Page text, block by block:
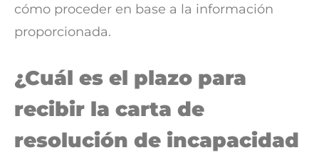
cómo proceder en base a la información
proporcionada.
¿Cuál es el plazo para
recibir la carta de
resolución de incapacidad